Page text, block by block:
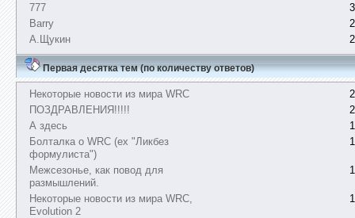
777
Barry
А.Щукин
Первая десятка тем (по количеству ответов)
Некоторые новости из мира WRC
ПОЗДРАВЛЕНИЯ!!!!!
А здесь
Болталка о WRC (ex "Ликбез
формулиста")
Межсезонье, как повод для
размышлений.
Некоторые новости из мира WRC,
Evolution 2